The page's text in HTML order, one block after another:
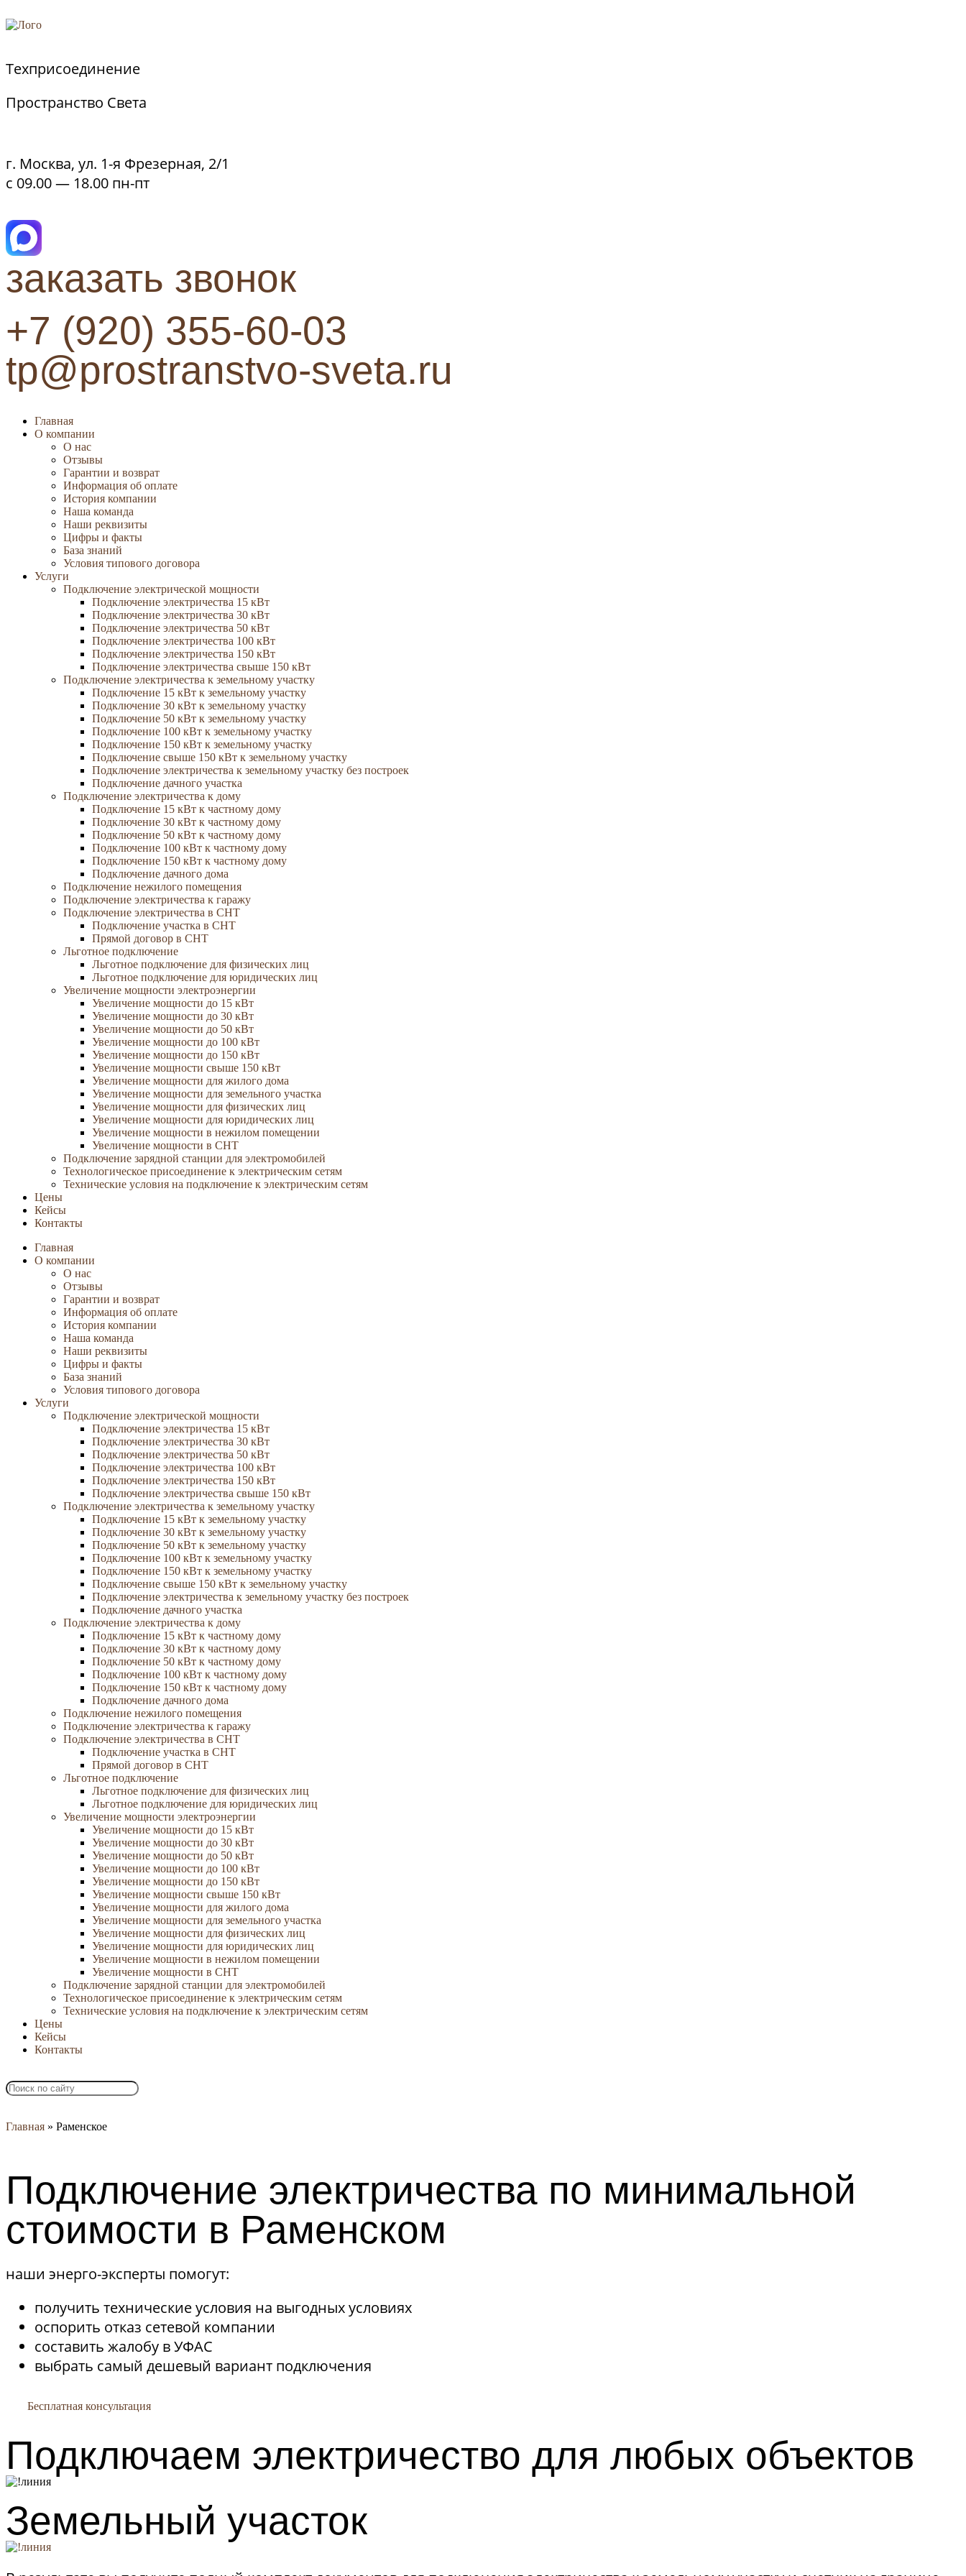
Техприсоединение
Пространство Света
г. Москва, ул. 1-я Фрезерная, 2/1
с 09.00 — 18.00 пн-пт
заказать звонок
+7 (920) 355-60-03
tp@prostranstvo-sveta.ru
Главная
О компании
О нас
Отзывы
Гарантии и возврат
Информация об оплате
История компании
Наша команда
Наши реквизиты
Цифры и факты
База знаний
Условия типового договора
Услуги
Подключение электрической мощности
Подключение электричества 15 кВт
Подключение электричества 30 кВт
Подключение электричества 50 кВт
Подключение электричества 100 кВт
Подключение электричества 150 кВт
Подключение электричества свыше 150 кВт
Подключение электричества к земельному участку
Подключение 15 кВт к земельному участку
Подключение 30 кВт к земельному участку
Подключение 50 кВт к земельному участку
Подключение 100 кВт к земельному участку
Подключение 150 кВт к земельному участку
Подключение свыше 150 кВт к земельному участку
Подключение электричества к земельному участку без построек
Подключение дачного участка
Подключение электричества к дому
Подключение 15 кВт к частному дому
Подключение 30 кВт к частному дому
Подключение 50 кВт к частному дому
Подключение 100 кВт к частному дому
Подключение 150 кВт к частному дому
Подключение дачного дома
Подключение нежилого помещения
Подключение электричества к гаражу
Подключение электричества в СНТ
Подключение участка в СНТ
Прямой договор в СНТ
Льготное подключение
Льготное подключение для физических лиц
Льготное подключение для юридических лиц
Увеличение мощности электроэнергии
Увеличение мощности до 15 кВт
Увеличение мощности до 30 кВт
Увеличение мощности до 50 кВт
Увеличение мощности до 100 кВт
Увеличение мощности до 150 кВт
Увеличение мощности свыше 150 кВт
Увеличение мощности для жилого дома
Увеличение мощности для земельного участка
Увеличение мощности для физических лиц
Увеличение мощности для юридических лиц
Увеличение мощности в нежилом помещении
Увеличение мощности в СНТ
Подключение зарядной станции для электромобилей
Технологическое присоединение к электрическим сетям
Технические условия на подключение к электрическим сетям
Цены
Кейсы
Контакты
Главная
О компании
О нас
Отзывы
Гарантии и возврат
Информация об оплате
История компании
Наша команда
Наши реквизиты
Цифры и факты
База знаний
Условия типового договора
Услуги
Подключение электрической мощности
Подключение электричества 15 кВт
Подключение электричества 30 кВт
Подключение электричества 50 кВт
Подключение электричества 100 кВт
Подключение электричества 150 кВт
Подключение электричества свыше 150 кВт
Подключение электричества к земельному участку
Подключение 15 кВт к земельному участку
Подключение 30 кВт к земельному участку
Подключение 50 кВт к земельному участку
Подключение 100 кВт к земельному участку
Подключение 150 кВт к земельному участку
Подключение свыше 150 кВт к земельному участку
Подключение электричества к земельному участку без построек
Подключение дачного участка
Подключение электричества к дому
Подключение 15 кВт к частному дому
Подключение 30 кВт к частному дому
Подключение 50 кВт к частному дому
Подключение 100 кВт к частному дому
Подключение 150 кВт к частному дому
Подключение дачного дома
Подключение нежилого помещения
Подключение электричества к гаражу
Подключение электричества в СНТ
Подключение участка в СНТ
Прямой договор в СНТ
Льготное подключение
Льготное подключение для физических лиц
Льготное подключение для юридических лиц
Увеличение мощности электроэнергии
Увеличение мощности до 15 кВт
Увеличение мощности до 30 кВт
Увеличение мощности до 50 кВт
Увеличение мощности до 100 кВт
Увеличение мощности до 150 кВт
Увеличение мощности свыше 150 кВт
Увеличение мощности для жилого дома
Увеличение мощности для земельного участка
Увеличение мощности для физических лиц
Увеличение мощности для юридических лиц
Увеличение мощности в нежилом помещении
Увеличение мощности в СНТ
Подключение зарядной станции для электромобилей
Технологическое присоединение к электрическим сетям
Технические условия на подключение к электрическим сетям
Цены
Кейсы
Контакты
Главная » Раменское
Подключение электричества по минимальной
стоимости в Раменском
наши энерго-эксперты помогут:
получить технические условия на выгодных условиях
оспорить отказ сетевой компании
составить жалобу в УФАС
выбрать самый дешевый вариант подключения
Бесплатная консультация
Подключаем электричество для любых объектов
Земельный участок